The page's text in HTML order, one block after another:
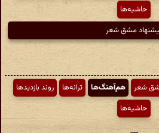
حاشیه‌ها
مشق شعر
شعر هم‌آهنگ‌ها ترانه‌ها
روند بازدیدها
حاشیه‌ها